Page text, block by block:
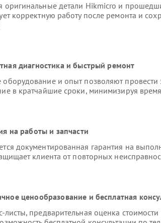
оригинальные детали Hikmicro и
корректную работу после ремонта и
диагностика и быстрый ремонт
и опыт позволяют провести
в кратчайшие сроки, минимизируя время
на работы и запчасти
документированная гарантия на
клиента от повторных
ценообразование и бесплатная
листы, предварительная оценка стоимости